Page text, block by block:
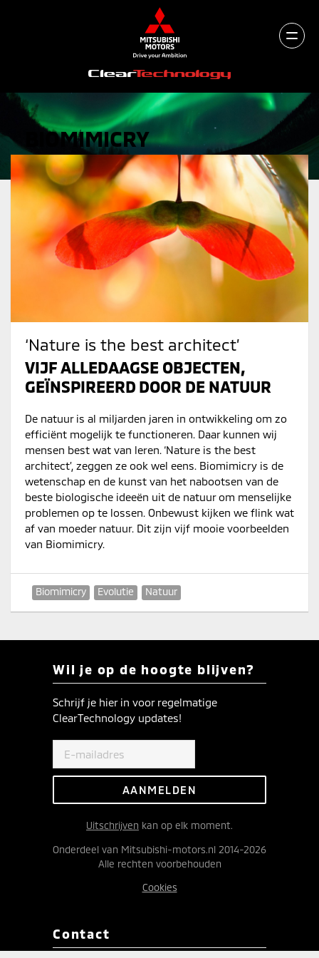
BIOMIMICRY
‘Nature is the best architect’
VIJF ALLEDAAGSE OBJECTEN,
GEÏNSPIREERD DOOR DE NATUUR
De natuur is al miljarden jaren in ontwikkeling om zo
efficiënt mogelijk te functioneren. Daar kunnen wij
mensen best wat van leren. ‘Nature is the best
architect’, zeggen ze ook wel eens. Biomimicry is de
wetenschap en de kunst van het nabootsen van de
beste biologische ideeën uit de natuur om menselijke
problemen op te lossen. Onbewust kijken we flink wat
af van moeder natuur. Dit zijn vijf mooie voorbeelden
van Biomimicry.
Biomimicry Evolutie Natuur
Wil je op de hoogte blijven?
Schrijf je hier in voor regelmatige
ClearTechnology updates!
Uitschrijven kan op elk moment.
Onderdeel van Mitsubishi-motors.nl 2014-2026
Alle rechten voorbehouden
Cookies
Contact